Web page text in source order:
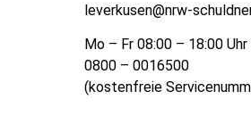
leverkusen@nrw-
Mo – Fr 08:00 – 18:00 Uhr
0800 – 0016500
(kostenfreie